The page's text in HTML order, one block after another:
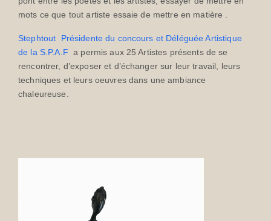
mots ce que tout artiste essaie de mettre en matière .
Stephtout
Présidente du concours et Déléguée Artistique
de la S.P.A.F a permis aux 25 Artistes présents de se
rencontrer, d’exposer et d’échanger sur leur travail, leurs
techniques et leurs oeuvres dans une ambiance
chaleureuse.